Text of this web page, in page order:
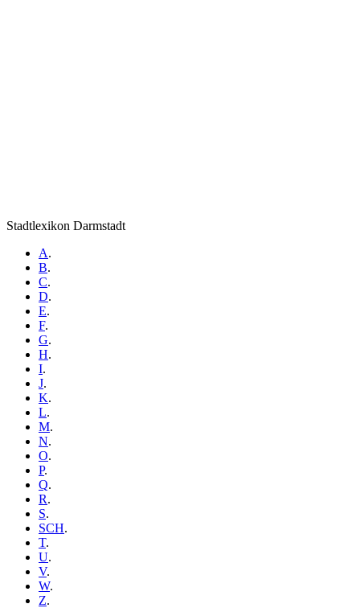
Stadtlexikon Darmstadt
A.
B.
C.
D.
E.
F.
G.
H.
I.
J.
K.
L.
M.
N.
O.
P.
Q.
R.
S.
SCH.
T.
U.
V.
W.
Z.